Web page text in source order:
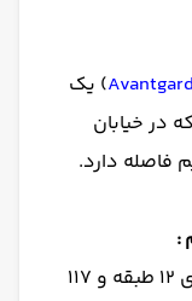
) یک
در خیابان
:
هتل آوانتگارد تکسیم دارای ۱۲ طبقه و ۱۱۷